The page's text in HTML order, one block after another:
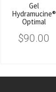
Gel
Hydramucine®
Optimal
$90.00